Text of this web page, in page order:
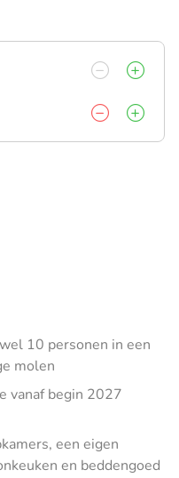
10 personen in een
molen
vanaf begin 2027
een eigen
en beddengoed